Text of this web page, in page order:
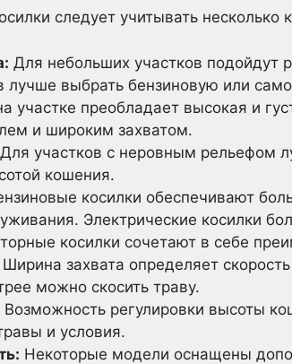
следует учитывать несколько
Для небольших участков подойдут
лучше выбрать бензиновую или
участке преобладает высокая и
и широким захватом.
Для участков с неровным рельефом
кошения.
косилки обеспечивают
Электрические косилки
косилки сочетают в себе
Ширина захвата определяет
можно скосить траву.
Возможность регулировки высоты
и условия.
Некоторые модели оснащены